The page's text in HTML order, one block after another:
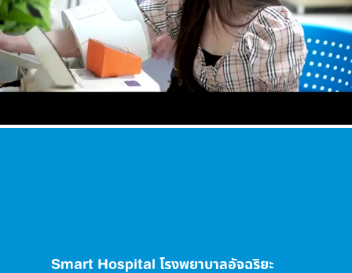
Smart Hospital โรงพยาบาลอัจฉริยะ